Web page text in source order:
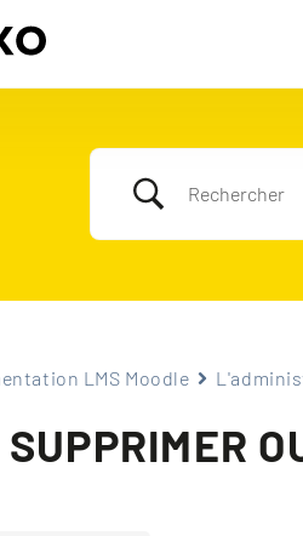
LMS Moodle